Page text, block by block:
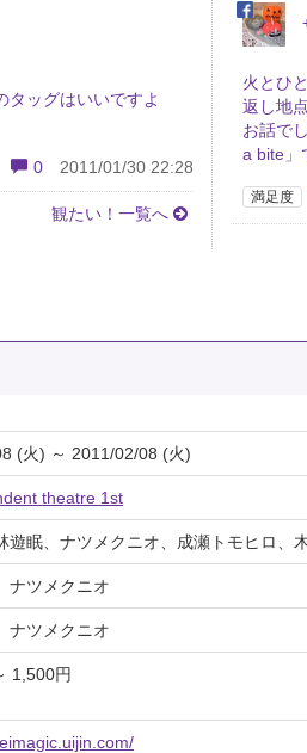
タッグはいいですよ
0 2011/01/30 22:28
観たい！一覧へ
火とひ
返し地
お話で
a bite」
満足度
(火) ～ 2011/02/08 (火)
theatre 1st
遊眠、ナツメクニオ、成瀬トモヒロ、
ナツメクニオ
ナツメクニオ
1,500円